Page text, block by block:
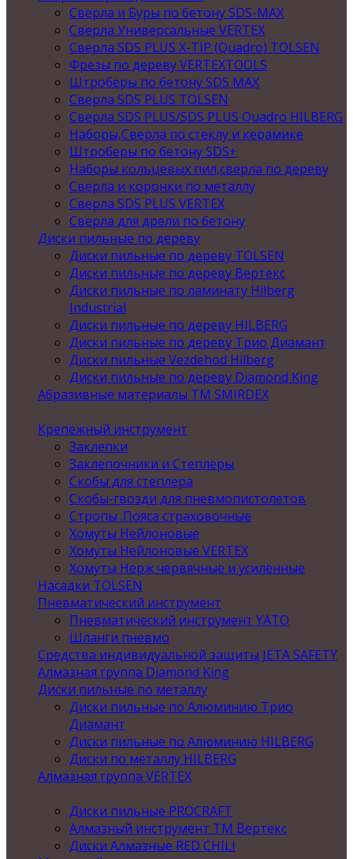
Сверла и Буры по бетону SDS-MAX
Сверла Универсальные VERTEX
Сверла SDS PLUS X-TIP (Quadro) TOLSEN
Фрезы по дереву VERTEXTOOLS
Штроберы по бетону SDS MAX
Сверла SDS PLUS TOLSEN
Сверла SDS PLUS/SDS PLUS Quadro HILBERG
Наборы,Сверла по стеклу и керамике
Штроберы по бетону SDS+
Наборы кольцевых пил,сверла по дереву
Сверла и коронки по металлу
Сверла SDS PLUS VERTEX
Сверла для дрели по бетону
Диски пильные по дереву
Диски пильные по дереву TOLSEN
Диски пильные по дереву Вертекс
Диски пильные по ламинату Hilberg
Industrial
Диски пильные по дереву HILBERG
Диски пильные по дереву Трио Диамант
Диски пильные Vezdehod Hilberg
Диски пильные по дереву Diamond King
Абразивные материалы ТМ SMIRDEX
Крепежный инструмент
Заклепки
Заклепочники и Степлеры
Скобы для степлера
Скобы-гвозди для пневмопистолетов
Стропы .Пояса страховочные
Хомуты Нейлоновые
Хомуты Нейлоновые VERTEX
Хомуты Нерж червячные и усиленные
Насадки TOLSEN
Пневматический инструмент
Пневматический инструмент YATO
Шланги пневмо
Средства индивидуальной защиты JETA SAFETY
Алмазная группа Diamond King
Диски пильные по металлу
Диски пильные по Алюминию Трио
Диамант
Диски пильные по Алюминию HILBERG
Диски по металлу HILBERG
Алмазная группа VERTEX
Диски пильные PROCRAFT
Алмазный инструмент ТМ Вертекс
Диски Алмазные RED CHILI